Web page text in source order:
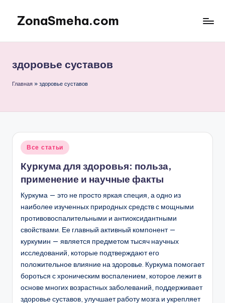
Перейти
содержимому
ZonaSmeha.com
питание
здоровье суставов
Главная » здоровье суставов
Опубликовано
Все статьи
Куркума для здоровья: польза,
применение и научные факты
Куркума — это не просто яркая специя, а одно из
наиболее изученных природных средств с мощными
противовоспалительными и антиоксидантными
свойствами. Ее главный активный компонент —
куркумин — является предметом тысяч научных
исследований, которые подтверждают его
положительное влияние на здоровье. Куркума помогает
бороться с хроническим воспалением, которое лежит в
основе многих возрастных заболеваний, поддерживает
здоровье суставов, улучшает работу мозга и укрепляет